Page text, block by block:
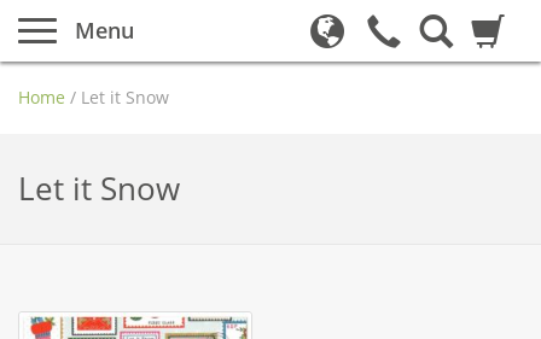
Menu
Home / Let it Snow
Let it Snow